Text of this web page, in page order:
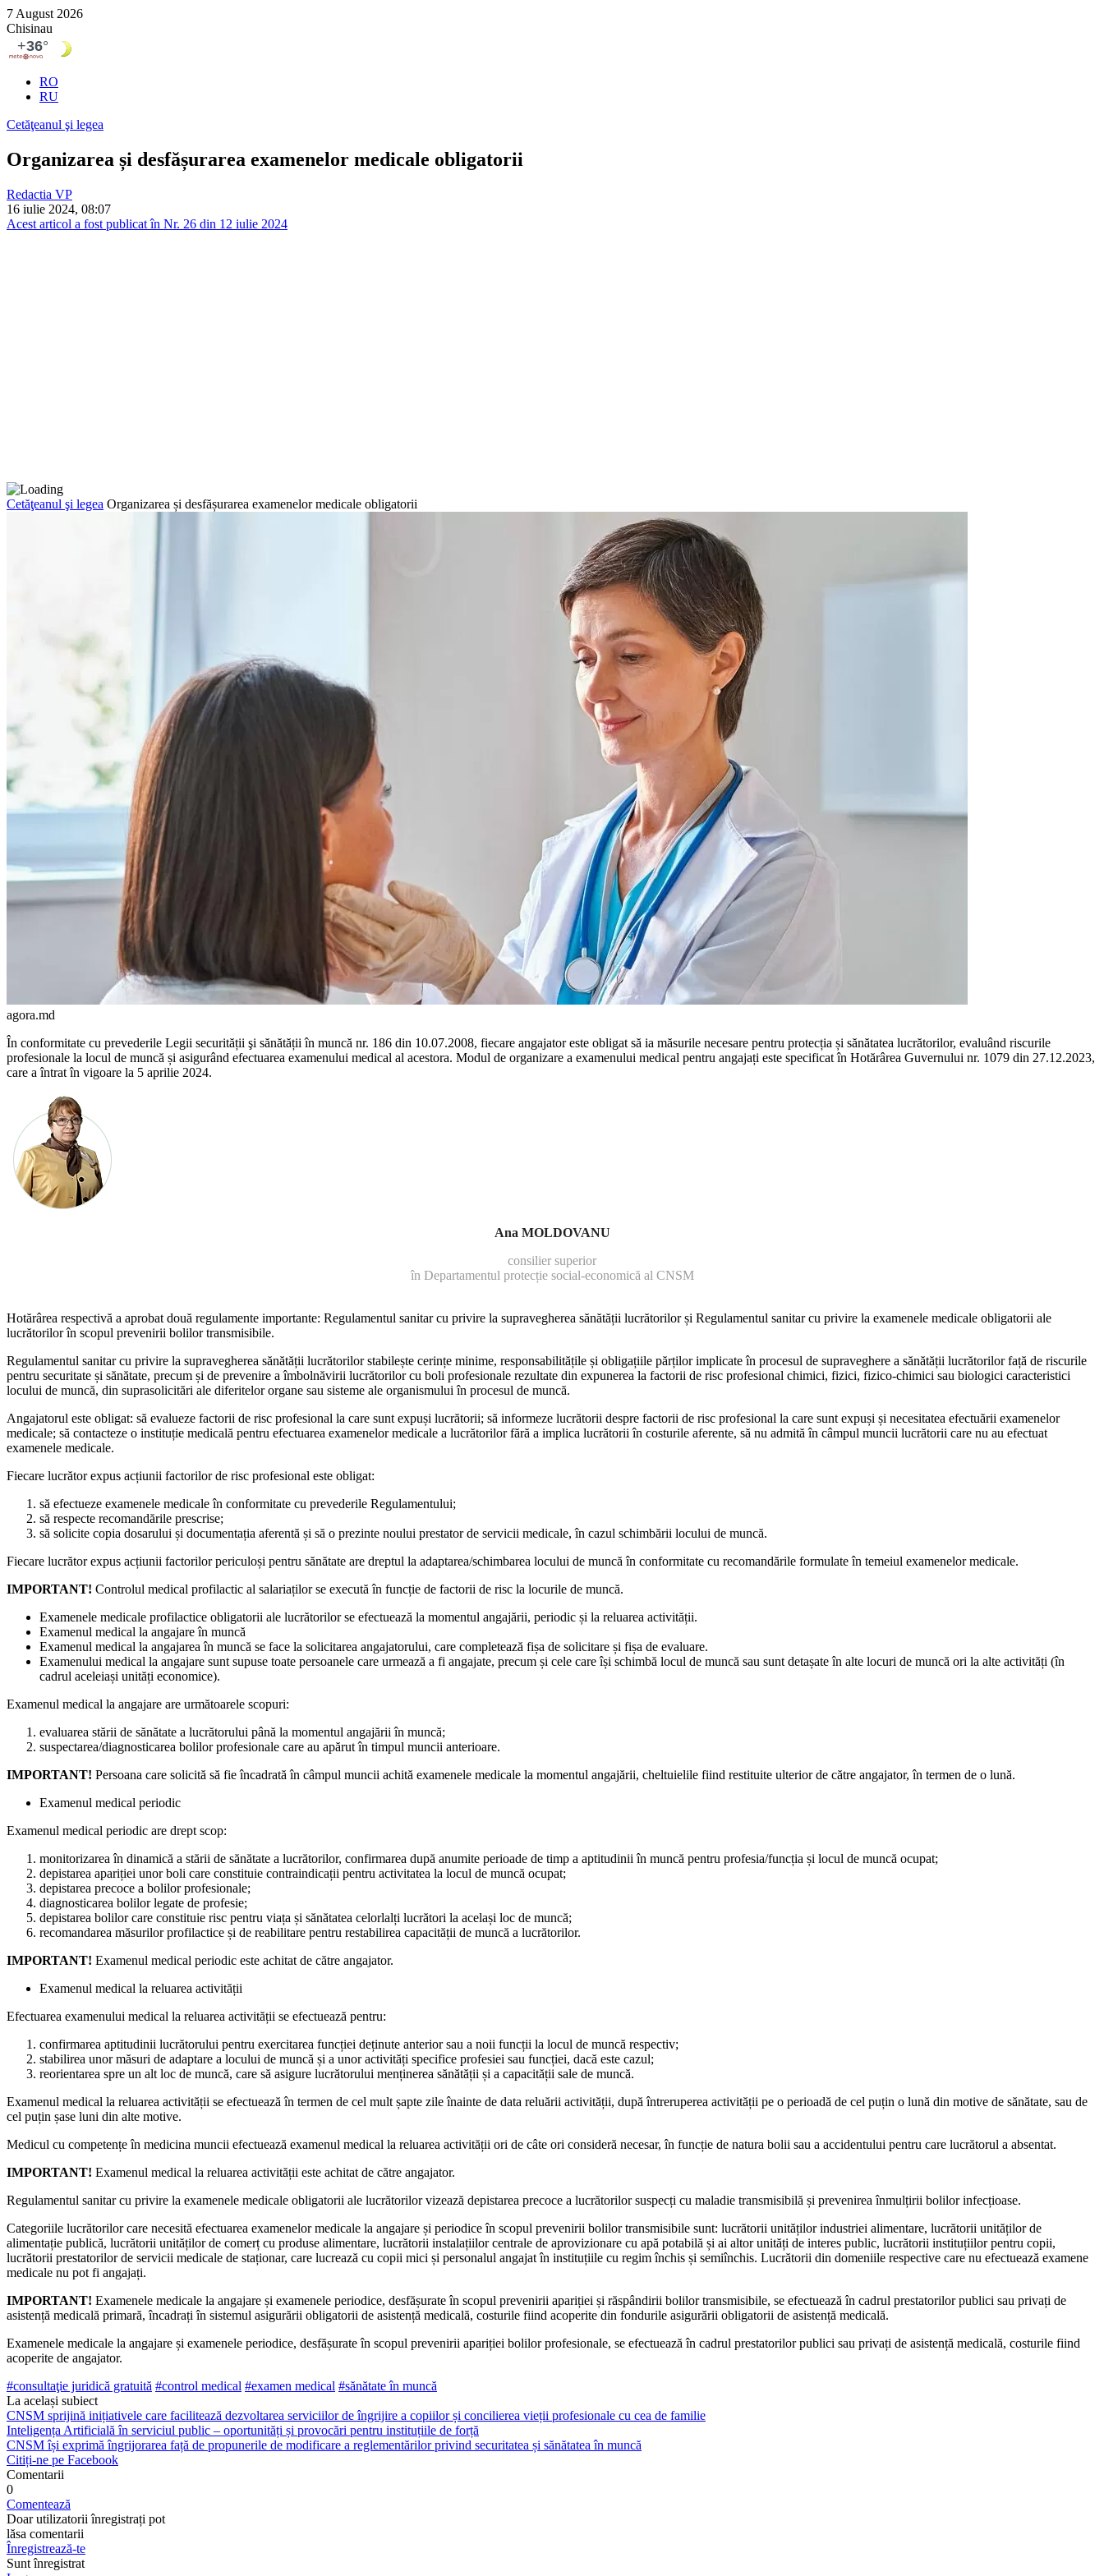
7 August 2026
Chisinau
RO
RU
Cetăţeanul şi legea
Organizarea și desfășurarea examenelor medicale obligatorii
Redactia VP
16 iulie 2024, 08:07
Acest articol a fost publicat în Nr. 26 din 12 iulie 2024
Cetăţeanul şi legea Organizarea și desfășurarea examenelor medicale obligatorii
agora.md
În conformitate cu prevede­rile Legii securității şi sănătății în muncă nr. 186 din 10.07.2008, fiecare angajator este obligat să ia măsurile necesare pentru protecția și sănătatea lucrătorilor, evalu­ând riscurile
profesionale la locul de muncă și asigurând efectuarea examenului medical al acestora. Modul de organizare a exame­nului medical pentru angajați este specificat în Hotărârea Guvernului nr. 1079 din 27.12.2023,
care a în­trat în vigoare la 5 aprilie 2024.
Ana MOLDOVANU
consilier superior
în Departamentul protecție social-economică al CNSM
Hotărârea respectivă a aprobat două regulamente importante: Re­gulamentul sanitar cu privire la su­pravegherea sănătății lucrătorilor și Regulamentul sanitar cu privire la examenele medicale obligatorii ale
lucrătorilor în scopul prevenirii bolilor transmisibile.
Regulamentul sanitar cu privire la supravegherea sănătății lucră­torilor stabilește cerințe minime, responsabilitățile și obligațiile părților implicate în procesul de su­praveghere a sănătății lucrătorilor față de riscurile
pentru securitate și sănătate, precum și de prevenire a îmbolnăvirii lucrătorilor cu boli profesionale rezultate din expune­rea la factorii de risc profesional chimici, fizici, fizico-chimici sau biologici caracteristici
locului de muncă, din suprasolicitări ale dife­ritelor organe sau sisteme ale or­ganismului în procesul de muncă.
Angajatorul este obligat: să eva­lueze factorii de risc profesional la care sunt expuși lucrătorii; să infor­meze lucrătorii despre factorii de risc profesional la care sunt expuși și necesitatea efectuării exame­nelor
medicale; să contacteze o instituție medicală pentru efectu­area examenelor medicale a lucră­torilor fără a implica lucrătorii în costurile aferente, să nu admită în câmpul muncii lucrătorii care nu au efectuat
examenele medicale.
Fiecare lucrător expus acțiunii factorilor de risc profesional este obligat:
să efectueze examenele me­dicale în conformitate cu prevede­rile Regulamentului;
să respecte recomandările prescrise;
să solicite copia dosarului și documentația aferentă și să o pre­zinte noului prestator de servicii medicale, în cazul schimbării locu­lui de muncă.
Fiecare lucrător expus acțiunii factorilor periculoși pentru sănăta­te are dreptul la adaptarea/schim­barea locului de muncă în confor­mitate cu recomandările formulate în temeiul examenelor medicale.
IMPORTANT! Controlul me­dical profilactic al salariaților se execută în funcție de factorii de risc la locurile de muncă.
Examenele medicale profilactice obligatorii ale lucrătorilor se efectuează la momentul angajării, periodic și la reluarea activității.
Examenul medical la angajare în muncă
Examenul medical la angajarea în muncă se face la solicitarea an­gajatorului, care completează fișa de solicitare și fișa de evaluare.
Examenului medical la angaja­re sunt supuse toate persoanele care urmează a fi angajate, pre­cum și cele care își schimbă locul de muncă sau sunt detașate în alte locuri de muncă ori la alte activități (în
cadrul aceleiași unități econo­mice).
Examenul medical la angajare are următoarele scopuri:
evaluarea stării de sănătate a lucrătorului până la momentul an­gajării în muncă;
suspectarea/diagnosticarea bolilor profesionale care au apărut în timpul muncii anterioare.
IMPORTANT! Persoana care solicită să fie încadrată în câm­pul muncii achită examenele medicale la momentul angajării, cheltuielile fiind restituite ulteri­or de către angajator, în termen de o lună.
Examenul medical periodic
Examenul medical periodic are drept scop:
monitorizarea în dinamică a stării de sănătate a lucrătorilor, confirmarea după anumite perioa­de de timp a aptitudinii în muncă pentru profesia/funcția și locul de muncă ocupat;
depistarea apariției unor boli care constituie contraindicații pen­tru activitatea la locul de muncă ocupat;
depistarea precoce a bolilor profesionale;
diagnosticarea bolilor legate de profesie;
depistarea bolilor care con­stituie risc pentru viața și sănătatea celorlalți lucrători la același loc de muncă;
recomandarea măsurilor pro­filactice și de reabilitare pentru restabilirea capacității de muncă a lucrătorilor.
IMPORTANT! Examenul medi­cal periodic este achitat de către angajator.
Examenul medical la reluarea activității
Efectuarea examenului medical la reluarea activității se efectuează pentru:
confirmarea aptitudinii lu­crătorului pentru exercitarea funcției deținute anterior sau a noii funcții la locul de muncă respectiv;
stabilirea unor măsuri de adaptare a locului de muncă și a unor activități specifice profesiei sau funcției, dacă este cazul;
reorientarea spre un alt loc de muncă, care să asigure lucră­torului menținerea sănătății și a capacității sale de muncă.
Examenul medical la reluarea activității se efectuează în termen de cel mult șapte zile înainte de data reluării activității, după între­ruperea activității pe o perioadă de cel puțin o lună din motive de sănătate, sau de
cel puțin șase luni din alte motive.
Medicul cu competențe în me­dicina muncii efectuează exame­nul medical la reluarea activității ori de câte ori consideră necesar, în funcție de natura bolii sau a ac­cidentului pentru care lucrătorul a absentat.
IMPORTANT! Examenul me­dical la reluarea activității este achitat de către angajator.
Regulamentul sanitar cu privi­re la examenele medicale obligatorii ale lucrătorilor vizează depis­tarea precoce a lucrătorilor suspecți cu maladie transmisibilă și prevenirea înmulțirii bolilor infecțioase.
Categoriile lucrătorilor care ne­cesită efectuarea examenelor me­dicale la angajare și periodice în scopul prevenirii bolilor transmisi­bile sunt: lucrătorii unităților indus­triei alimentare, lucrătorii unităților de
alimentație publică, lucrătorii unităților de comerț cu produse alimentare, lucrătorii instalațiilor centrale de aprovizionare cu apă potabilă și ai altor unități de interes public, lucrătorii instituțiilor pentru copii,
lucrătorii prestatorilor de servicii medicale de staționar, care lucrează cu copii mici și persona­lul angajat în instituțiile cu regim închis și semiînchis. Lucrătorii din domeniile respective care nu efec­tuează examene
medicale nu pot fi angajați.
IMPORTANT! Examenele me­dicale la angajare și examenele periodice, desfășurate în scopul prevenirii apariției și răspândirii bolilor transmisibile, se efectuează în cadrul prestatorilor publici sau privați de
asistență medicală primară, încadrați în sistemul asigurării obligatorii de asistență medicală, costurile fiind acoperite din fondurile asi­gurării obligatorii de asistență medicală.
Examenele medicale la angajare și examenele periodice, desfășurate în scopul prevenirii apariției bolilor profesionale, se efectu­ează în cadrul prestatorilor publici sau privați de asistență medicală, costurile fiind
acoperite de anga­jator.
#consultaţie juridi­că gratuită #control medical #examen medical #sănătate în muncă
La același subiect
CNSM sprijină inițiativele care facilitează dezvoltarea serviciilor de îngrijire a copiilor și concilierea vieții profesionale cu cea de familie
Inteligența Artificială în serviciul public – oportunități și provocări pentru instituțiile de forță
CNSM își exprimă îngrijorarea față de propunerile de modificare a reglementărilor privind securitatea și sănătatea în muncă
Citiți-ne pe Facebook
Comentarii
0
Comentează
Doar utilizatorii înregistrați pot
lăsa comentarii
Înregistrează-te
Sunt înregistrat